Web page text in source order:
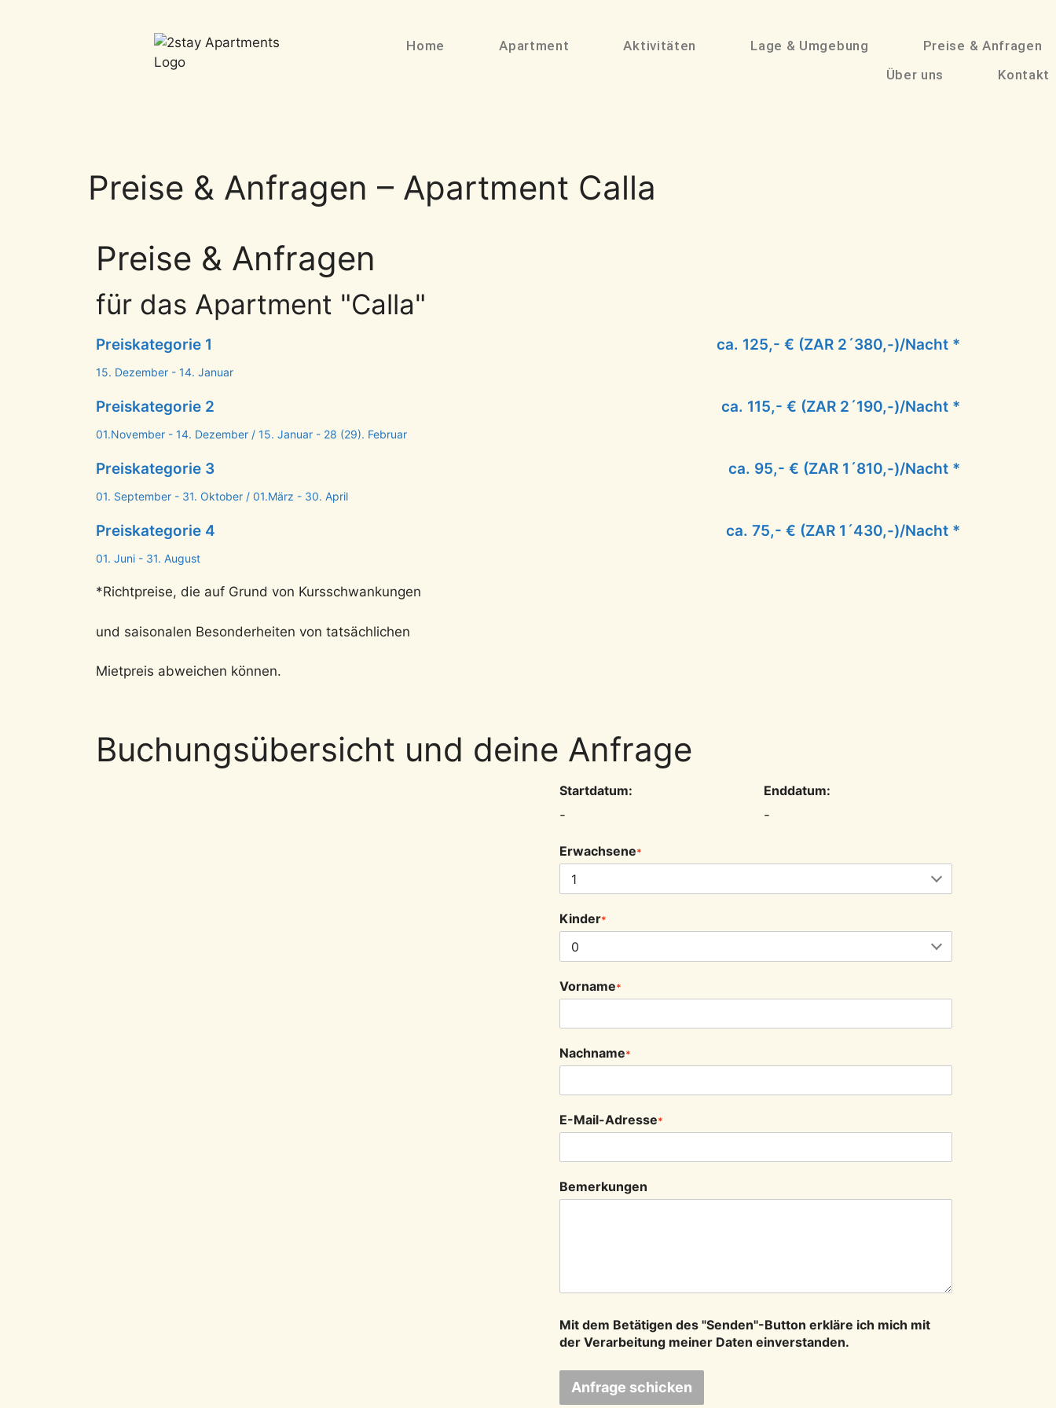
Home Apartment Aktivitäten Lage & Umgebung
Preise & Anfragen
Über uns
Kontakt
Preise & Anfragen – Apartment Calla
Preise & Anfragen
für das Apartment "Calla"
Preiskategorie 1 ca. 125,- € (ZAR 2´380,-)/Nacht *
15. Dezember - 14. Januar
Preiskategorie 2 ca. 115,- € (ZAR 2´190,-)/Nacht *
01.November - 14. Dezember / 15. Januar - 28 (29). Februar
Preiskategorie 3 ca. 95,- € (ZAR 1´810,-)/Nacht *
01. September - 31. Oktober / 01.März - 30. April
Preiskategorie 4 ca. 75,- € (ZAR 1´430,-)/Nacht *
01. Juni - 31. August
*Richtpreise, die auf Grund von Kursschwankungen
und saisonalen Besonderheiten von tatsächlichen
Mietpreis abweichen können.
Buchungsübersicht und deine Anfrage
Startdatum:
-
Enddatum:
-
Erwachsene*
Kinder*
Vorname*
Nachname*
E-Mail-Adresse*
Bemerkungen
Mit dem Betätigen des "Senden"-Button erkläre ich mich mit
der Verarbeitung meiner Daten einverstanden.
Anfrage schicken